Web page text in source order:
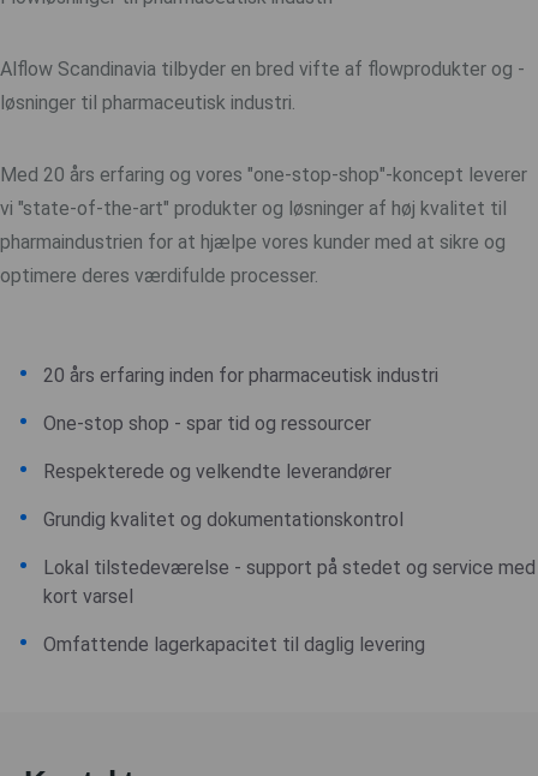
Alflow Scandinavia tilbyder en bred vifte af flowprodukter og -
løsninger til pharmaceutisk industri.
Med 20 års erfaring og vores "one-stop-shop"-koncept leverer
vi "state-of-the-art" produkter og løsninger af høj kvalitet til
pharmaindustrien for at hjælpe vores kunder med at sikre og
optimere deres værdifulde processer.
20 års erfaring inden for pharmaceutisk industri
One-stop shop - spar tid og ressourcer
Respekterede og velkendte leverandører
Grundig kvalitet og dokumentationskontrol
Lokal tilstedeværelse - support på stedet og service med
kort varsel
Omfattende lagerkapacitet til daglig levering